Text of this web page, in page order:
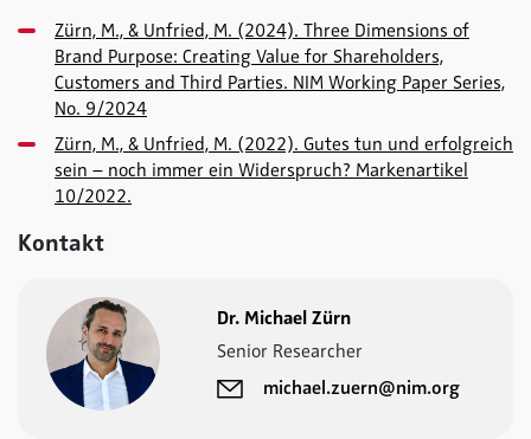
Zürn, M., & Unfried, M. (2024). Three Dimensions of
Brand Purpose: Creating Value for Shareholders,
Customers and Third Parties. NIM Working Paper Series,
No. 9/2024
Zürn, M., & Unfried, M. (2022). Gutes tun und erfolgreich
sein – noch immer ein Widerspruch? Markenartikel
10/2022.
Kontakt
Dr. Michael Zürn
Senior Researcher
michael.zuern@nim.org